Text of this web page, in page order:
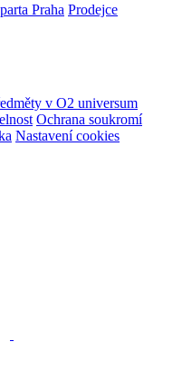
Praha Prodejce
v O2 universum
Ochrana soukromí
Nastavení cookies